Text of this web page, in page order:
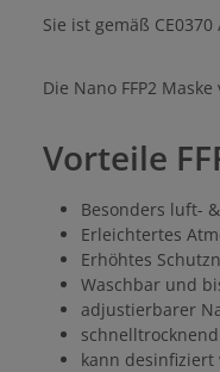
Sie ist gemäß
Die Nano FFP2
Vorteile
Besonders luft-
Erleichtertes
Erhöhtes
Waschbar und
adjustierbarer
schnelltrocknend
kann desinfiziert